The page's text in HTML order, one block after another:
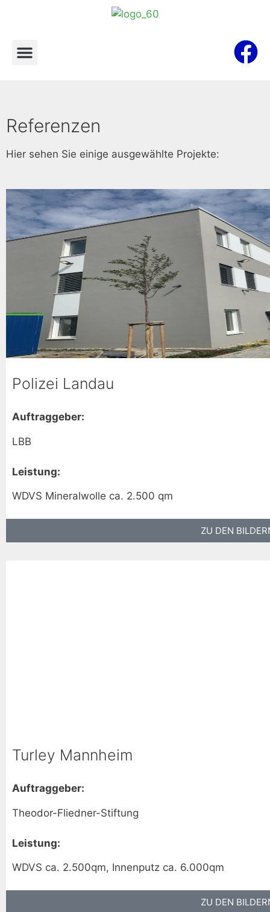
Referenzen
Hier sehen Sie einige ausgewählte Projekte:
Polizei Landau
Auftraggeber:
LBB
Leistung:
WDVS Mineralwolle ca. 2.500 qm
ZU DEN
Turley Mannheim
Auftraggeber:
Theodor-Fliedner-Stiftung
Leistung:
WDVS ca. 2.500qm, Innenputz ca. 6.000qm
ZU DEN